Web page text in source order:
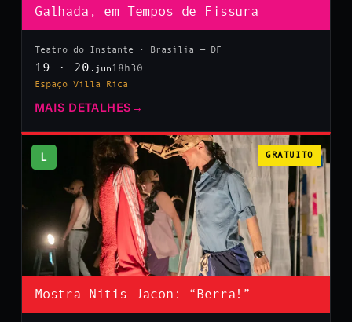
Galhada, em Tempos de Fissura
Teatro do Instante · Brasília — DF
19 · 20 .jun 18h30
Espaço Villa Rica
MAIS DETALHES →
L GRATUITO
Mostra Nitis Jacon: “Berra!”